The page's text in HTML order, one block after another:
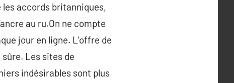
accords britanniques,
au ru.On ne compte
jour en ligne. L’offre de
Les sites de
indésirables sont plus